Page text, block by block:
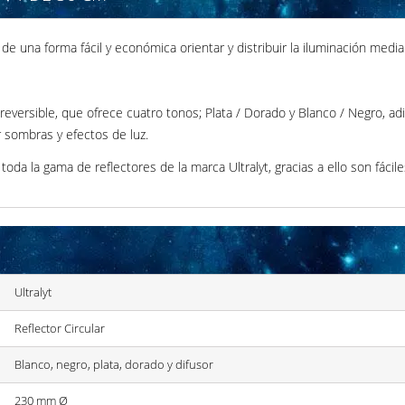
una forma fácil y económica orientar y distribuir la iluminación
que ofrece cuatro tonos; Plata / Dorado y Blanco / Negro,
y efectos de luz.
la gama de reflectores de la marca Ultralyt, gracias a ello son
Ultralyt
Reflector Circular
Blanco, negro, plata, dorado y difusor
230 mm Ø